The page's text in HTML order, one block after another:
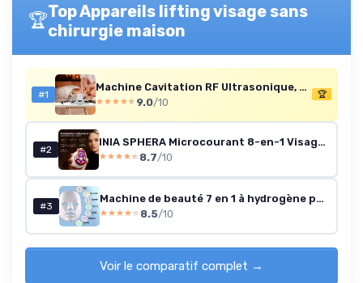
🏆Top Appareils lifting visage sans
chirurgie maison
#1
Machine Cavitation RF Ultrasonique, Appareil Minceur Body Sculpting 50W 40K, Anti Cellulite Raffermissement Peau Lifting Visage Corps, Drainage Lymphatique, Usage Maison Institut Spa
★★★★★
★★★★★ 9.0/10
🏆
#2
INIA SPHERA Microcourant 8-en-1 Visage & Cou
★★★★★
★★★★★ 8.7/10
#3
Machine de beauté 7 en 1 à hydrogène pour le visage, avec masque, appareil de soin du visage multifonction, réduction des rides et hydratation, traitement de spa à domicile (gris)
★★★★★
★★★★★ 8.5/10
Voir le comparatif complet →